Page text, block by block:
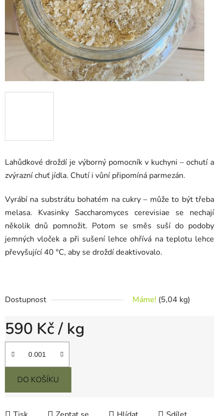
Lahůdkové droždí je výborný pomocník v kuchyni – ochutí a
zvýrazní chuť jídla. Chutí i vůní připomíná parmezán.
Vyrábí na substrátu bohatém na cukry – může to být třeba
melasa. Kvasinky Saccharomyces cerevisiae se nechají
několik dnů pomnožit. Potom se směs suší do podoby
jemných vloček a při sušení lehce ohřívá na teplotu lehce
převyšující 40 °C, aby se droždí deaktivovalo.
Dostupnost Máme! (5,04 kg)
590 Kč/ kg
Měrná cena:
DO KOŠÍKU